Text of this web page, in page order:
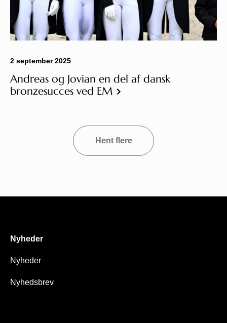
2 september 2025
Andreas og Jovian en del af dansk
bronzesucces ved EM
Hent flere
Nyheder
Nyheder
Nyhedsbrev